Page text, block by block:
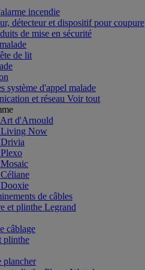
incendie
détecteur et dispositif pour coupure
de mise en sécurité
de lit
système d'appel malade
et réseau Voir tout
d'Arnould
Now
de câbles
et plinthe Legrand
câblage
plinthe
plancher